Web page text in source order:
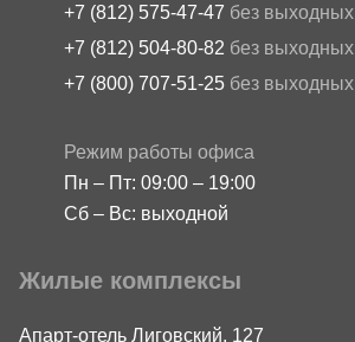
+7 (812) 575-47-47 без выходных
+7 (812) 504-80-82 без выходных
+7 (800) 707-51-25 без выходных
Режим работы офиса
Пн – Пт: 09:00 – 19:00
Сб – Вс: выходной
Жилые комплексы
Апарт-отель Лиговский, 127